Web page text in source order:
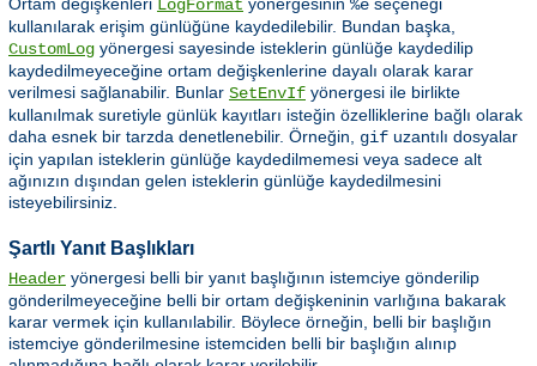
LogFormat %e
kullanılarak erişim günlüğüne kaydedilebilir. Bundan başka,
CustomLog yönergesi sayesinde isteklerin günlüğe kaydedilip
kaydedilmeyeceğine ortam değişkenlerine dayalı olarak karar
verilmesi sağlanabilir. Bunlar SetEnvIf yönergesi ile birlikte
kullanılmak suretiyle günlük kayıtları isteğin özelliklerine bağlı olarak
daha esnek bir tarzda denetlenebilir. Örneğin, gif uzantılı dosyalar
için yapılan isteklerin günlüğe kaydedilmemesi veya sadece alt
ağınızın dışından gelen isteklerin günlüğe kaydedilmesini
isteyebilirsiniz.
Şartlı Yanıt Başlıkları
Header yönergesi belli bir yanıt başlığının istemciye gönderilip
gönderilmeyeceğine belli bir ortam değişkeninin varlığına bakarak
karar vermek için kullanılabilir. Böylece örneğin, belli bir başlığın
istemciye gönderilmesine istemciden belli bir başlığın alınıp